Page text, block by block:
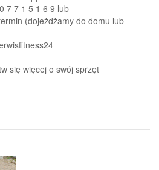
7 7 1 5 1 6 9 lub
(dojeżdżamy do domu lub
się więcej o swój sprzęt